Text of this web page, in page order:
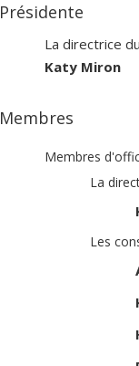
Présidente
La directrice
Katy Miron
Membres
Membres
La
Les